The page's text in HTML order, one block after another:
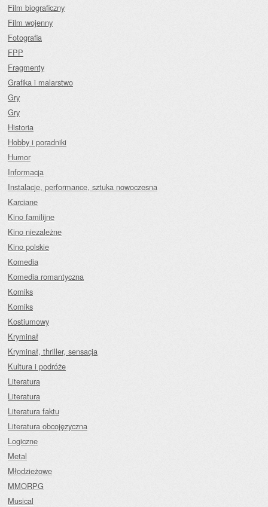
Film biograficzny
Film wojenny
Fotografia
FPP
Fragmenty
Grafika i malarstwo
Gry
Gry
Historia
Hobby i poradniki
Humor
Informacja
Instalacje, performance, sztuka nowoczesna
Karciane
Kino familijne
Kino niezależne
Kino polskie
Komedia
Komedia romantyczna
Komiks
Komiks
Kostiumowy
Kryminał
Kryminał, thriller, sensacja
Kultura i podróże
Literatura
Literatura
Literatura faktu
Literatura obcojęzyczna
Logiczne
Metal
Młodzieżowe
MMORPG
Musical